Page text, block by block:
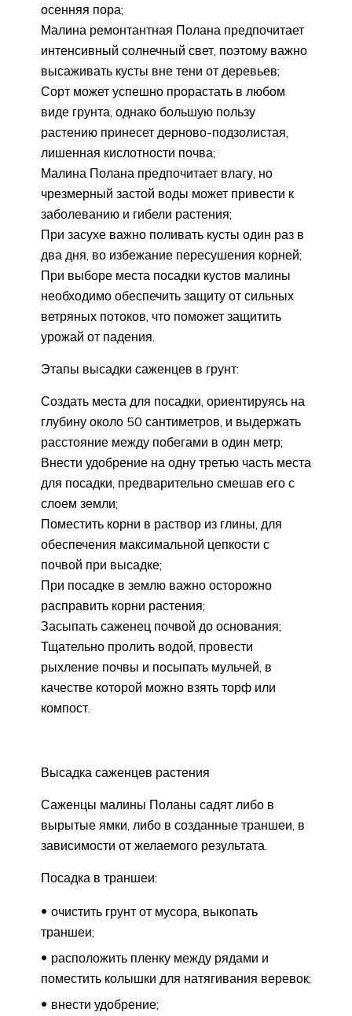
осенняя пора;
Малина ремонтантная Полана предпочитает
интенсивный солнечный свет, поэтому важно
высаживать кусты вне тени от деревьев;
Сорт может успешно прорастать в любом
виде грунта, однако большую пользу
растению принесет дерново-подзолистая,
лишенная кислотности почва;
Малина Полана предпочитает влагу, но
чрезмерный застой воды может привести к
заболеванию и гибели растения;
При засухе важно поливать кусты один раз в
два дня, во избежание пересушения корней;
При выборе места посадки кустов малины
необходимо обеспечить защиту от сильных
ветряных потоков, что поможет защитить
урожай от падения.
Этапы высадки саженцев в грунт:
Создать места для посадки, ориентируясь на
глубину около 50 сантиметров, и выдержать
расстояние между побегами в один метр;
Внести удобрение на одну третью часть места
для посадки, предварительно смешав его с
слоем земли;
Поместить корни в раствор из глины, для
обеспечения максимальной цепкости с
почвой при высадке;
При посадке в землю важно осторожно
расправить корни растения;
Засыпать саженец почвой до основания;
Тщательно пролить водой, провести
рыхление почвы и посыпать мульчей, в
качестве которой можно взять торф или
компост.
Высадка саженцев растения
Саженцы малины Поланы садят либо в
вырытые ямки, либо в созданные траншеи, в
зависимости от желаемого результата.
Посадка в траншеи:
очистить грунт от мусора, выкопать
траншеи;
расположить пленку между рядами и
поместить колышки для натягивания веревок;
внести удобрение;